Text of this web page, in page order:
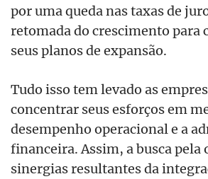
por uma queda nas taxas de
retomada do crescimento para
seus planos de expansão.
Tudo isso tem levado as
concentrar seus esforços em
desempenho operacional e a
financeira. Assim, a busca pela
sinergias resultantes da